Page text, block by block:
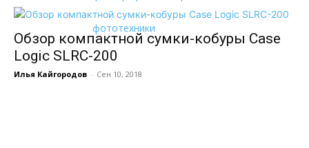
Обзор компактной сумки-кобуры Case
Logic SLRC-200
Илья Кайгородов - Сен 10, 2018